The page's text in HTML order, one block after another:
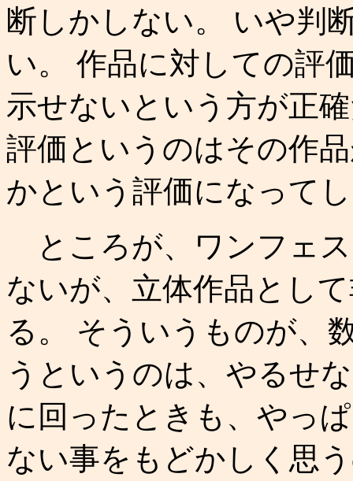
断しかしない。 いや判
い。 作品に対しての評
示せないという方が正
評価というのはその作
かという評価になって
ところが、ワンフェ
ないが、立体作品とし
る。 そういうものが、
うというのは、やるせ
に回ったときも、やっ
ない事をもどかしく思